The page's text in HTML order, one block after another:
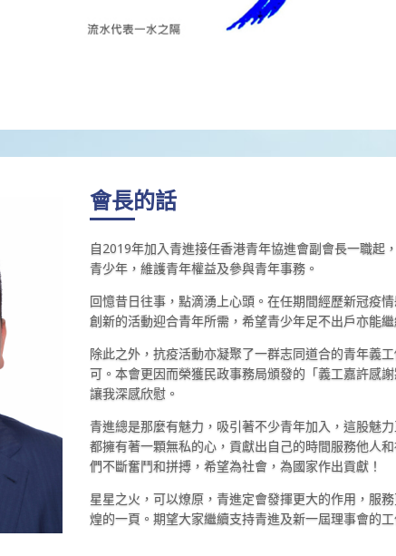
會長的話
自2019年加入青進接任香港青年協進會副會長一職起
青少年，維護青年權益及參與青年事務。
回憶昔日往事，點滴湧上心頭。在任期間經歷新冠疫
創新的活動迎合青年所需，希望青少年足不出戶亦能
除此之外，抗疫活動亦凝聚了一群志同道合的青年義
可。本會更因而榮獲民政事務局頒發的「義工嘉許感
讓我深感欣慰。
青進總是那麼有魅力，吸引著不少青年加入，這股魅
都擁有著一顆無私的心，貢獻出自己的時間服務他人
們不斷奮鬥和拼搏，希望為社會，為國家作出貢獻！
星星之火，可以燎原，青進定會發揮更大的作用，服
煌的一頁。期望大家繼續支持青進及新一屆理事會的